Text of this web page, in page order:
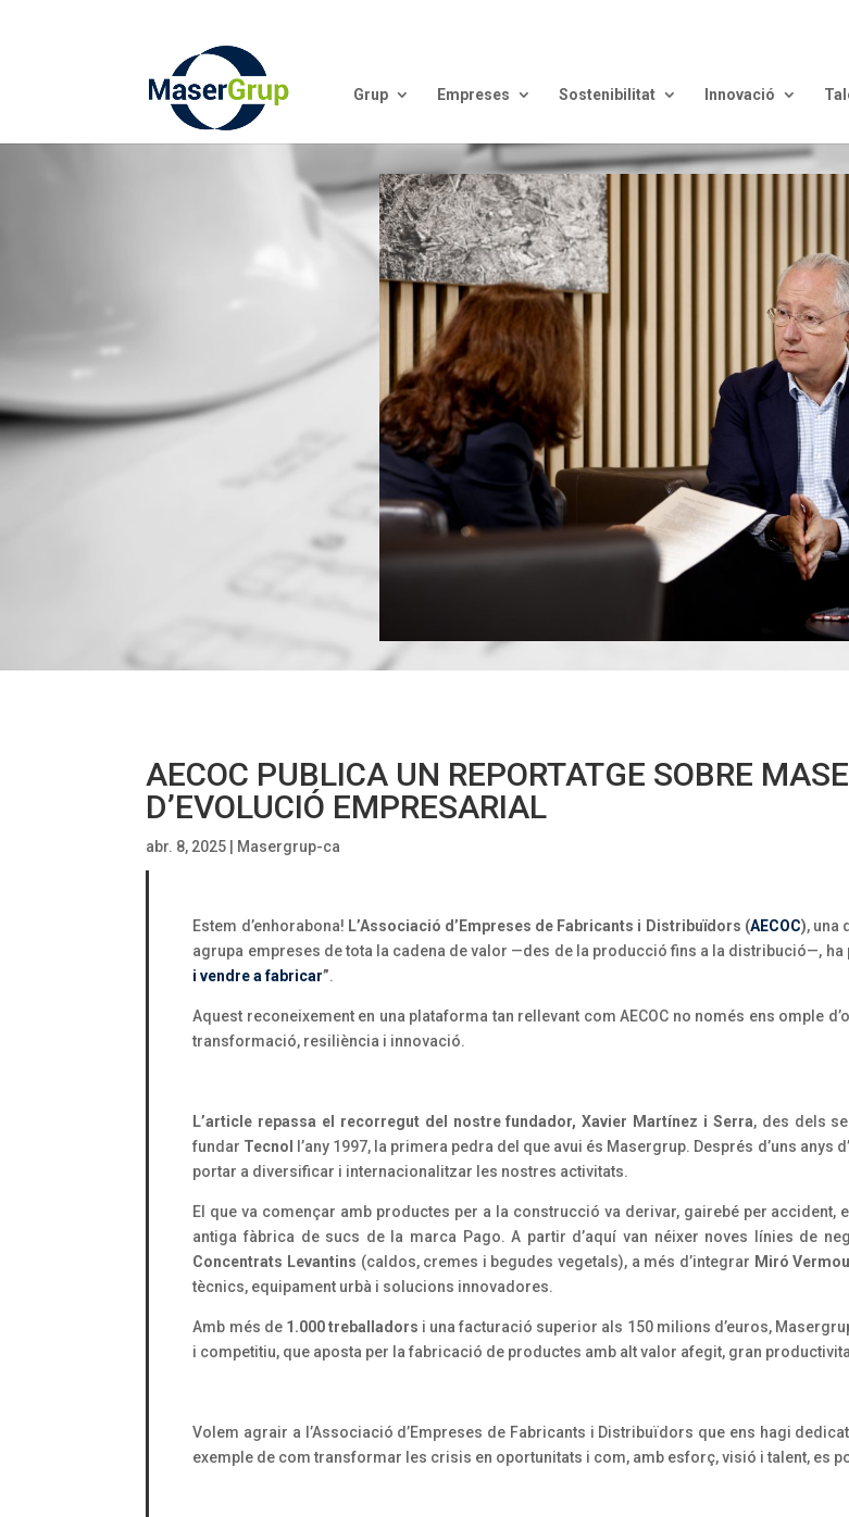
Grup Empreses Sostenibilitat Innovació
AECOC PUBLICA UN REPORTATGE SOBRE
D’EVOLUCIÓ EMPRESARIAL
abr. 8, 2025 Masergrup-ca
Estem d’enhorabona! L’Associació d’Empreses de Fabricants i Distribuïdors (AECOC), una
agrupa empreses de tota la cadena de valor —des de la producció fins a la distribució—,
i vendre a fabricar”.
Aquest reconeixement en una plataforma tan rellevant com AECOC no només ens omple
transformació, resiliència i innovació.
L’article repassa el recorregut del nostre fundador, Xavier Martínez i Serra, des dels
fundar Tecnol
l’any 1997, la primera pedra del que avui és Masergrup. Després d’uns anys
portar a diversificar i internacionalitzar les nostres activitats.
El que va començar amb productes per a la construcció va derivar, gairebé per accident,
antiga fàbrica de sucs de la marca Pago. A partir d’aquí van néixer noves línies de
Concentrats Levantins (caldos, cremes i begudes vegetals), a més d’integrar Miró
tècnics, equipament urbà i solucions innovadores.
Amb més de 1.000 treballadors i una facturació superior als 150 milions d’euros,
i competitiu, que aposta per la fabricació de productes amb alt valor afegit, gran
Volem agrair a l’Associació d’Empreses de Fabricants i Distribuïdors que ens hagi
exemple de com transformar les crisis en oportunitats i com, amb esforç, visió i talent, es